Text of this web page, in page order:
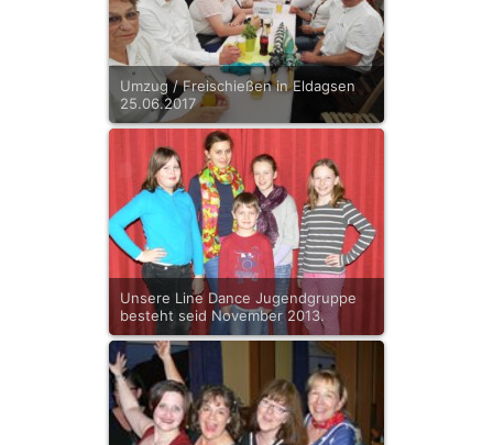
Umzug / Freischießen in Eldagsen
25.06.2017
Unsere Line Dance Jugendgruppe
besteht seid November 2013.